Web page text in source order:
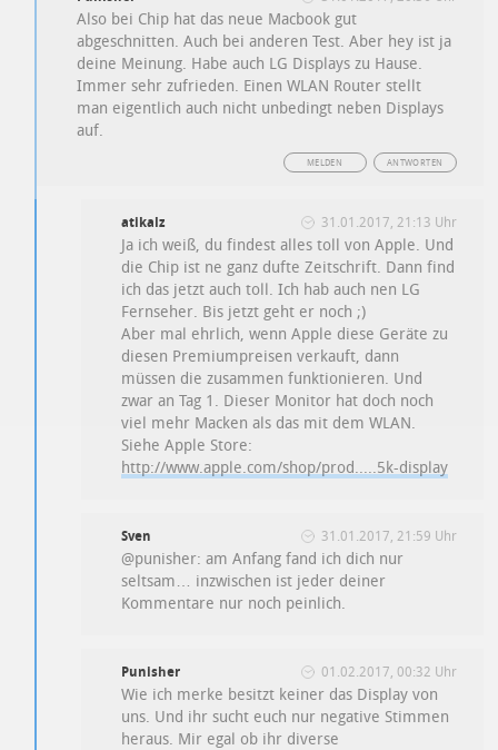
Also bei Chip hat das neue Macbook gut
abgeschnitten. Auch bei anderen Test. Aber hey ist ja
deine Meinung. Habe auch LG Displays zu Hause.
Immer sehr zufrieden. Einen WLAN Router stellt
man eigentlich auch nicht unbedingt neben Displays
auf.
ANTWORTEN
MELDEN
atikalz 31.01.2017, 21:13 Uhr
Ja ich weiß, du findest alles toll von Apple. Und
die Chip ist ne ganz dufte Zeitschrift. Dann find
ich das jetzt auch toll. Ich hab auch nen LG
Fernseher. Bis jetzt geht er noch ;)
Aber mal ehrlich, wenn Apple diese Geräte zu
diesen Premiumpreisen verkauft, dann
müssen die zusammen funktionieren. Und
zwar an Tag 1. Dieser Monitor hat doch noch
viel mehr Macken als das mit dem WLAN.
Siehe Apple Store:
http://www.apple.com/shop/prod.....5k-display
Sven 31.01.2017, 21:59 Uhr
@punisher: am Anfang fand ich dich nur
seltsam… inzwischen ist jeder deiner
Kommentare nur noch peinlich.
Punisher 01.02.2017, 00:32 Uhr
Wie ich merke besitzt keiner das Display von
uns. Und ihr sucht euch nur negative Stimmen
heraus. Mir egal ob ihr diverse